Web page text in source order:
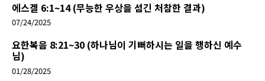
에스겔 6:1~14 (무능한 우상을 섬긴 처참한 결과)
07/24/2025
요한복음 8:21~30 (하나님이 기뻐하시는 일을 행하신 예수
님)
01/28/2025